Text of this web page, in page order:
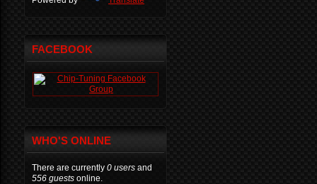
FACEBOOK
WHO'S ONLINE
There are currently 0 users and
556 guests online.